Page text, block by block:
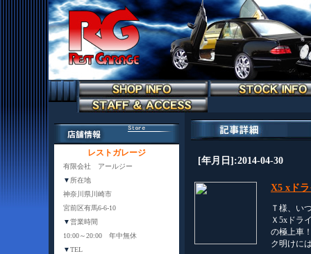
レストガレージ
有限会社 アールジー
▼ 所在地
神奈川県川崎市
宮前区有馬6-6-10
▼営業時間
10:00～20:00 年中無休
▼TEL
[年月日]:2014-04-30
X5 xド
Ｔ様、い
Ｘ5xドラ
の極上車
ク明けに